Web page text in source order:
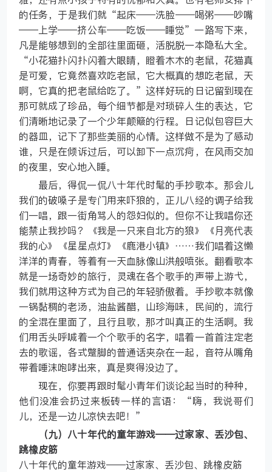
的任务，于是我们就“起床——洗脸——喝粥——吵嘴
——上学——挤公车——吃饭——睡觉”一路写下来，
凡是能够想到的全部往里面砸，活脱脱一本隐私大全。
“小花猫扑闪扑闪着大眼睛，瞪着木木的老鼠，花猫真
是可爱，它竟然喜欢吃老鼠，它大概真的想吃老鼠，天
啊，它真的把老鼠给吃了。”这样好玩的日记留到现在
那可就成了珍品，每个细节都是对琐碎人生的表达，它
们清晰地记录了一个少年颠簸的行程。日记似包容巨大
的器皿，记下了那些美丽的心情。这样做不是为了感动
谁，只是在倾诉过后，可以卸下一点沉疴，在风雨交加
的夜里，安心地入睡。
最后，得侃一侃八十年代时髦的手抄歌本。那会儿
我们的破嗓子是专门用来吓狼的，正儿八经的调子给我
们一唱，跟一街角骂人的怨妇似的。但你不让我唱你还
能禁止我抄吗？《我是一只来自北方的狼》《月亮代表
我的心》《星星点灯》《鹿港小镇》……我们唱着这懒
洋洋的青春，等着有一天血脉像山洪般喷张。翻看歌本
就是一场奇妙的旅行，灵魂在各个歌手的声带上游弋，
我们就用这种方式为自己的年轻骄傲着。手抄歌本就像
一锅黏稠的老汤，油盐酱醋，山珍海味，民间的，流行
的全混在里面了，且行且歌，那才叫真正的生活啊。我
们用舌头呼喊着一个个歌手的名字，唱着一首首注定老
去的歌谣，各式蹩脚的普通话夹杂在一起，音符从嘴角
带着唾沫咆哮出来，真是爽得没边了。
现在，你要再跟时髦小青年们谈论起当时的种种，
他们没准会扔过来板砖一样的言语：“嗨，我说哥们
儿，还是一边儿凉快去吧！”
（九）八十年代的童年游戏——过家家、丢沙包、
跳橡皮筋
八十年代的童年游戏——过家家、丢沙包、跳橡皮筋